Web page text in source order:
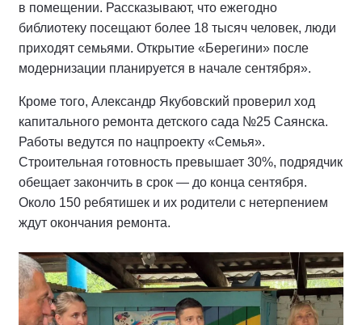
в помещении. Рассказывают, что ежегодно
библиотеку посещают более 18 тысяч человек, люди
приходят семьями. Открытие «Берегини» после
модернизации планируется в начале сентября».
Кроме того, Александр Якубовский проверил ход
капитального ремонта детского сада №25 Саянска.
Работы ведутся по нацпроекту «Семья».
Строительная готовность превышает 30%, подрядчик
обещает закончить в срок — до конца сентября.
Около 150 ребятишек и их родители с нетерпением
ждут окончания ремонта.